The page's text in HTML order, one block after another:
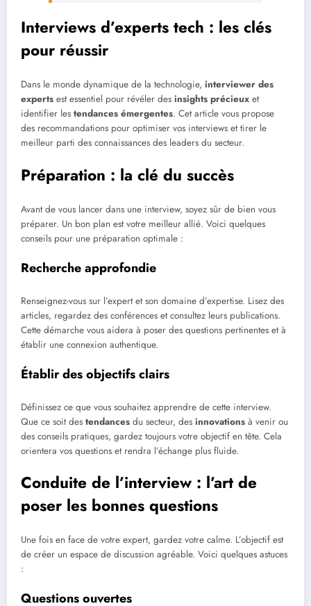
Interviews d’experts tech : les clés
pour réussir
Dans le monde dynamique de la technologie, interviewer des
experts est essentiel pour révéler des insights précieux et
identifier les tendances émergentes. Cet article vous propose
des recommandations pour optimiser vos interviews et tirer le
meilleur parti des connaissances des leaders du secteur.
Préparation : la clé du succès
Avant de vous lancer dans une interview, soyez sûr de bien vous
préparer. Un bon plan est votre meilleur allié. Voici quelques
conseils pour une préparation optimale :
Recherche approfondie
Renseignez-vous sur l’expert et son domaine d’expertise. Lisez des
articles, regardez des conférences et consultez leurs publications.
Cette démarche vous aidera à poser des questions pertinentes et à
établir une connexion authentique.
Établir des objectifs clairs
Définissez ce que vous souhaitez apprendre de cette interview.
Que ce soit des tendances du secteur, des innovations à venir ou
des conseils pratiques, gardez toujours votre objectif en tête. Cela
orientera vos questions et rendra l’échange plus fluide.
Conduite de l’interview : l’art de
poser les bonnes questions
Une fois en face de votre expert, gardez votre calme. L’objectif est
de créer un espace de discussion agréable. Voici quelques astuces
:
Questions ouvertes